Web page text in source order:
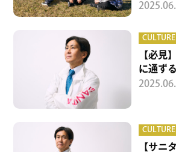
CULTURE
【必見
に通ず
CULTURE
【サニ